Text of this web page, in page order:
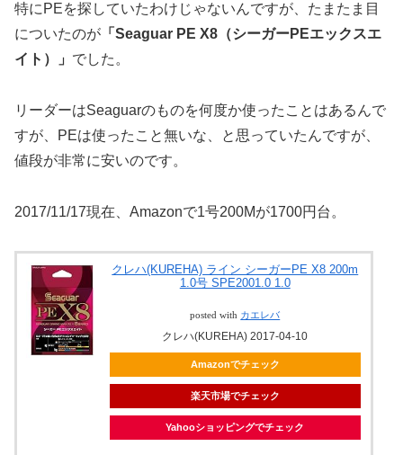
特にPEを探していたわけじゃないんですが、たまたま目
についたのが 「Seaguar PE X8（シーガーPEエックスエ
イト）」 でした。
リーダーはSeaguarのものを何度か使ったことはあるんで
すが、PEは使ったこと無いな、と思っていたんですが、
値段が非常に安いのです。
2017/11/17現在、Amazonで1号200Mが1700円台。
クレハ(KUREHA) ライン シーガーPE X8 200m
1.0号 SPE2001.0 1.0
posted with カエレバ
クレハ(KUREHA) 2017-04-10
Amazonでチェック
楽天市場でチェック
Yahooショッピングでチェック